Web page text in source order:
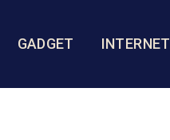
GADGET INTERNET